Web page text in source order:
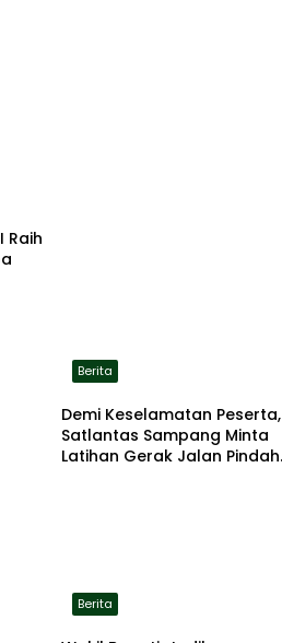
Raih
Berita
Demi Keselamatan Peserta,
Satlantas Sampang Minta
Latihan Gerak Jalan Pindah
Berita